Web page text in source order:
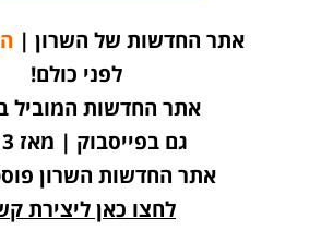
אתר החדשות של השרון |
לפני כולם!
אתר החדשות המוביל
גם בפייסבוק | מאז 2013
אתר החדשות השרון פוסט
לחצו כאן ליצירת